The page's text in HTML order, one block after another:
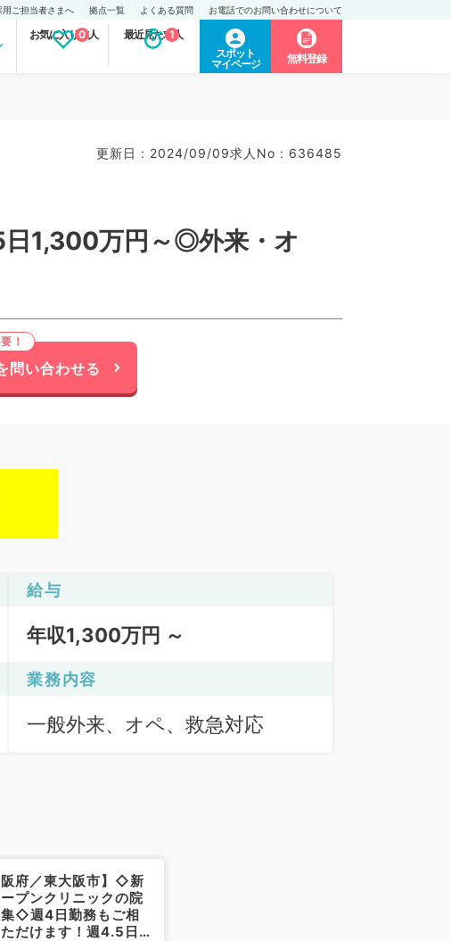
用ご担当者さまへ 拠点一覧 よくある質問 お電話でのお問い合わせについて
お気に入り求人
0 最近見た求人
1
スポット
マイページ
無料登録
更新日 : 2024/09/09求人No : 636485
日1,300万円～◎外来・オ
問い合わせる
給与
年収1,300万円 ～
業務内容
一般外来、オペ、救急対応
阪府／東大阪市】◇新
プンクリニックの院
◇週4日勤務もご相
だけます！週4.5日